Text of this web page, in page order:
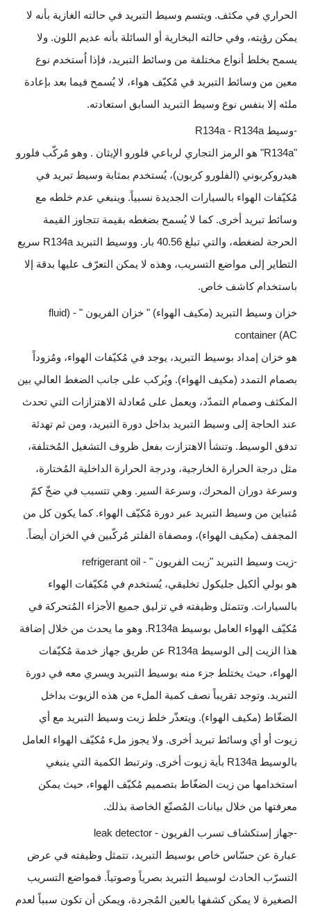
الحراري في مكثف. ويتسم وسيط التبريد في حالته الغازية بأنه لا
يمكن رؤيته، وفي حالته البخارية أو السائلة بأنه عديم اللون. ولا
يسمح بخلط أنواع مختلفة من وسائط التبريد، فإذا اُستخدم نوع
معين من وسائط التبريد في مُكيّف هواء، لا يُسمح فيما بعد بإعادة
ملئه إلا بنفس نوع وسيط التبريد السابق استعادته.
-وسيط R134a - R134a
"R134a" هو الرمز التجاري لرباعي فلورو الإيثان . وهو مُركّب فلورو
هيدروكربوني (الفلورو كربون)، يُستخدم بمثابة وسيط تبريد في
مُكيّفات الهواء بالسيارات الجديدة نسبياً. وينبغي عدم خلطه مع
وسائط تبريد أخرى. كما لا يُسمح بضغطه بقيمة تتجاوز القيمة
الحرجة لضغطه، والتي تبلغ 40.56 بار. ووسيط التبريد R134a سريع
التطاير إلى مواضع التسريب، وهذه لا يمكن التعرّف عليها بدقة إلا
باستخدام كاشف خاص.
خزان وسيط التبريد (مكيف الهواء) " خزان الفريون " - (fluid
container (AC
هو خزان إمداد بوسيط التبريد، يوجد في مُكيّفات الهواء، ومُزوداً
بصمام التمدد (مكيف الهواء). ويُركب على جانب الضغط العالي بين
المكثف وصمام التمدّد، ويعمل على مُعادلة الاهتزازات التي تحدث
عند الحاجة إلى وسيط التبريد بداخل دورة التبريد، ومن ثم تهدئة
تدفق الوسيط. وتنشأ الاهتزازت بفعل ظروف التشغيل المُختلفة،
مثل درجة الحرارة الخارجية، ودرجة الحرارة الداخلية المُختارة،
وسرعة دوران المحرك، وسرعة السير. وهي تتسبب في ضخّ كمّ
مُتباين من وسيط التبريد عبر دورة مُكيّف الهواء. كما يكون كل من
المجفف (مكيف الهواء)، ومصفاة الفلتر مُركّبين في الخزان أيضاً.
-زيت وسيط التبريد "زيت الفريون " - refrigerant oil
هو بولي ألكيل جليكول تخليقي، يُستخدم في مُكيّفات الهواء
بالسيارات. وتتمثل وظيفته في تزليق جميع الأجزاء المُتحركة في
مُكيّف الهواء العامل بوسيط R134a. وهو ما يحدث من خلال إضافة
هذا الزيت إلى الوسيط R134a عن طريق جهاز خدمة مُكيّفات
الهواء، حيث يختلط جزء منه بوسيط التبريد ويسري معه في دورة
التبريد. وتوجد تقريباً نصف كمية الملء من هذه الزيوت بداخل
الضغّاط (مكيف الهواء). ويتعذّر خلط زيت وسيط التبريد مع أي
زيوت أو أي وسائط تبريد أخرى. ولا يجوز ملء مُكيّف الهواء العامل
بالوسيط R134a بأية زيوت أخرى. وترتبط الكمية التي ينبغي
استخدامها من زيت الضغّاط بتصميم مُكيّف الهواء، حيث يمكن
معرفتها من خلال بيانات المُصنّع الخاصة بذلك.
-جهاز إستكشاف تسرب الفريون - leak detector
عبارة عن حسّاس خاص بوسيط التبريد، تتمثل وظيفته في عرض
التسرّب الحادث لوسيط التبريد بصرياً وصوتياً. فمواضع التسريب
الصغيرة لا يمكن كشفها بالعين المُجردة، ويمكن أن تكون سبباً لعدم